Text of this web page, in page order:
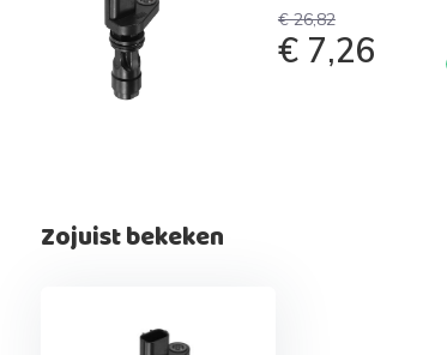
€ 26,82
€ 7,26
Zojuist bekeken